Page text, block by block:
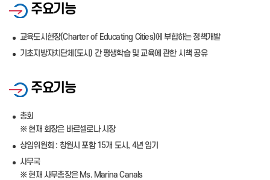
주요기능
교육도시헌장(Charter of Educating Cities)에 부합하는 정책개발
기초지방자치단체(도시) 간 평생학습 및 교육에 관한 시책 공유
주요기능
총회
※ 현재 회장은 바르셀로나 시장
상임위원회 : 창원시 포함 15개 도시, 4년 임기
사무국
※ 현재 사무총장은 Ms. Marina Canals